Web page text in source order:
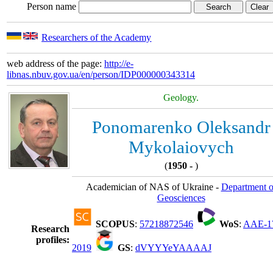
Person name
Researchers of the Academy
web address of the page: http://e-
libnas.nbuv.gov.ua/en/person/IDP000000343314
Geology.
Ponomarenko Oleksandr
Mykolaiovych
(1950 - )
Academician of NAS of Ukraine - Department
Geosciences
Research
profiles:
SCOPUS: 57218872546 WoS: AAE-
2019 GS: dVYYYeYAAAAJ